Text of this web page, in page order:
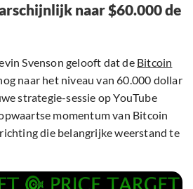
naar $60.000 de
Svenson gelooft dat de Bitcoin
naar het niveau van 60.000 dollar
strategie-sessie op YouTube
momentum van Bitcoin
die belangrijke weerstand te